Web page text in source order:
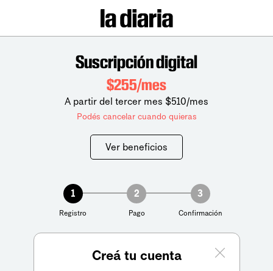
Suscripción digital
$255/mes
A partir del tercer mes $510/mes
Podés cancelar cuando quieras
Ver beneficios
1
Registro
2
Pago
3
Confirmación
Creá tu cuenta